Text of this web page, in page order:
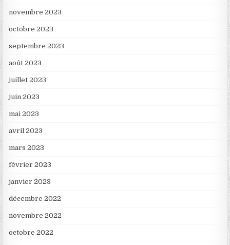
novembre 2023
octobre 2023
septembre 2023
août 2023
juillet 2023
juin 2023
mai 2023
avril 2023
mars 2023
février 2023
janvier 2023
décembre 2022
novembre 2022
octobre 2022